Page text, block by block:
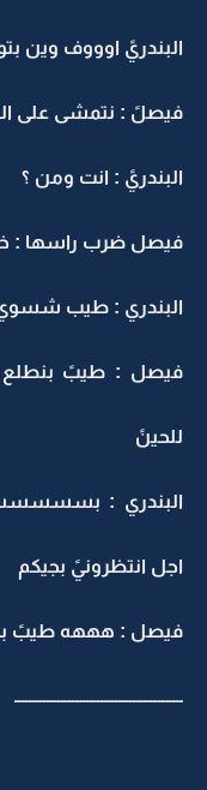
البندريً اوووف وين
فيصلً : نتمشى على
البندريً : انت ومن ؟
فيصل ضرب راسها :
البندري : طيب
فيصل : طيبً بنطلع
للحينً
البندري :
اجل انتظرونيً بجيكم
فيصل : هههه طيبً
ـــــــــــــــــــــــــــــــــــــــــــــــ